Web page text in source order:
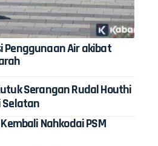
Penggunaan Air akibat
Serangan Rudal Houthi
Selatan
Nahkodai PSM